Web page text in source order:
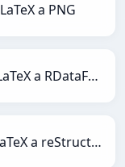
LaTeX a PNG
LaTeX a RDataFrame
LaTeX a reStructuredText